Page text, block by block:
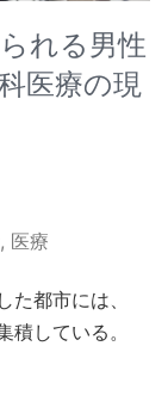
れる男性
医療の現
, 医療
都市には、
している。